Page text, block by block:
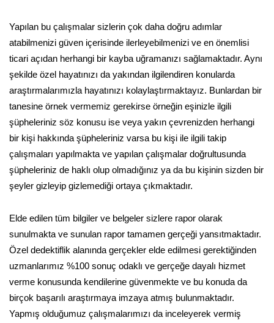
Yapılan bu çalışmalar sizlerin çok daha doğru adımlar
atabilmenizi güven içerisinde ilerleyebilmenizi ve en önemlisi
ticari açıdan herhangi bir kayba uğramanızı sağlamaktadır. Aynı
şekilde özel hayatınızı da yakından ilgilendiren konularda
araştırmalarımızla hayatınızı kolaylaştırmaktayız. Bunlardan bir
tanesine örnek vermemiz gerekirse örneğin eşinizle ilgili
şüpheleriniz söz konusu ise veya yakın çevrenizden herhangi
bir kişi hakkında şüpheleriniz varsa bu kişi ile ilgili takip
çalışmaları yapılmakta ve yapılan çalışmalar doğrultusunda
şüpheleriniz de haklı olup olmadığınız ya da bu kişinin sizden bir
şeyler gizleyip gizlemediği ortaya çıkmaktadır.
Elde edilen tüm bilgiler ve belgeler sizlere rapor olarak
sunulmakta ve sunulan rapor tamamen gerçeği yansıtmaktadır.
Özel dedektiflik alanında gerçekler elde edilmesi gerektiğinden
uzmanlarımız %100 sonuç odaklı ve gerçeğe dayalı hizmet
verme konusunda kendilerine güvenmekte ve bu konuda da
birçok başarılı araştırmaya imzaya atmış bulunmaktadır.
Yapmış olduğumuz çalışmalarımızı da inceleyerek vermiş